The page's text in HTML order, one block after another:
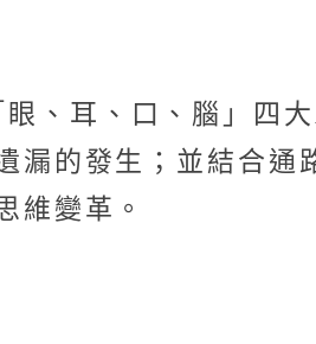
、耳、口、腦」四
的發生；並結合通
維變革。